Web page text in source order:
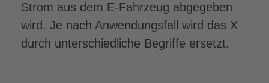
Strom aus dem E-Fahrzeug abgegeben
wird. Je nach Anwendungsfall wird das X
durch unterschiedliche Begriffe ersetzt.